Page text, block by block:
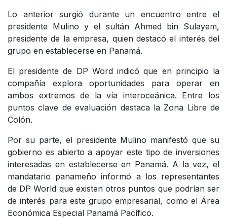
Lo anterior surgió durante un encuentro entre el
presidente Mulino y el sultán Ahmed bin Sulayem,
presidente de la empresa, quien destacó el interés del
grupo en establecerse en Panamá.
El presidente de DP Word indicó que en principio la
compañía explora oportunidades para operar en
ambos extremos de la vía interoceánica. Entre los
puntos clave de evaluación destaca la Zona Libre de
Colón.
Por su parte, el presidente Mulino manifestó que su
gobierno es abierto a apoyar este tipo de inversiones
interesadas en establecerse en Panamá. A la vez, el
mandatario panameño informó a los representantes
de DP World que existen otros puntos que podrían ser
de interés para este grupo empresarial, como el Área
Económica Especial Panamá Pacífico.